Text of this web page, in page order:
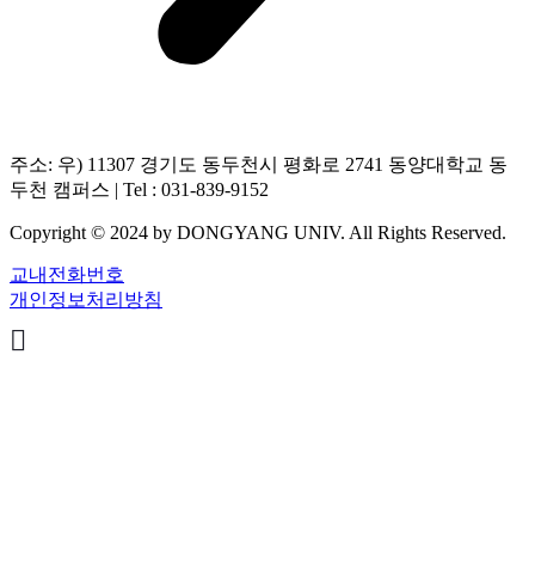
주소: 우) 11307 경기도 동두천시 평화로 2741 동양대학교 동
두천 캠퍼스 | Tel : 031-839-9152
Copyright © 2024 by DONGYANG UNIV. All Rights Reserved.
교내전화번호
개인정보처리방침